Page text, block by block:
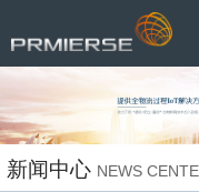
页
导
航
产
品
展
应
用
合
新闻中心 NEWS